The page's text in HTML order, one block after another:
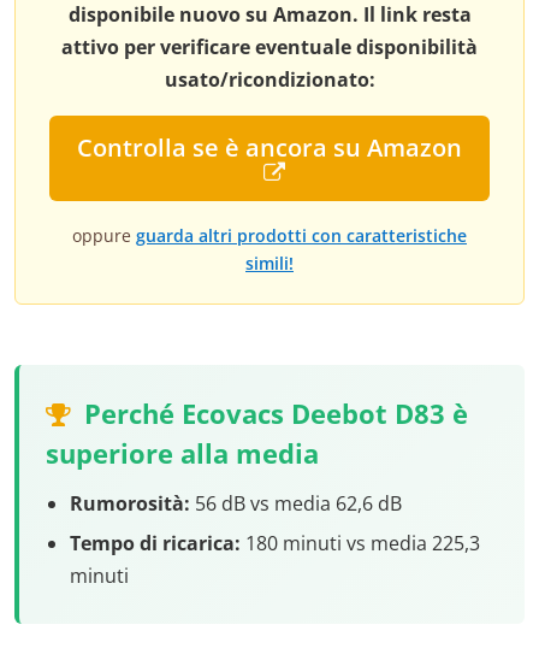
disponibile nuovo su Amazon. Il link resta
attivo per verificare eventuale disponibilità
usato/ricondizionato:
Controlla se è ancora su Amazon
oppure guarda altri prodotti con caratteristiche
simili!
Perché Ecovacs Deebot D83 è
superiore alla media
Rumorosità: 56 dB vs media 62,6 dB
Tempo di ricarica: 180 minuti vs media 225,3
minuti